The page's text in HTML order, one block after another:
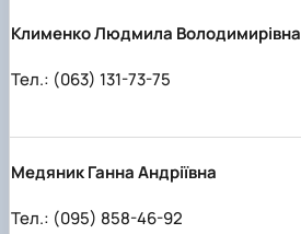
Клименко Людмила Володимирівна
Тел.: (063) 131-73-75
Медяник Ганна Андріївна
Тел.: (095) 858-46-92